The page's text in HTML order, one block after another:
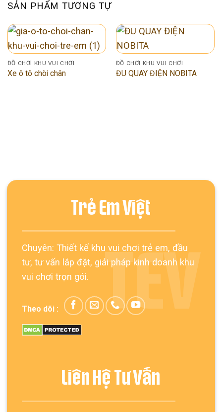
SẢN PHẨM TƯƠNG TỰ
ĐỒ CHƠI KHU VUI CHƠI
Xe ô tô chòi chân
ĐỒ CHƠI KHU VUI CHƠI
ĐU QUAY ĐIỆN NOBITA
Trẻ Em Việt
Chuyên: Thiết kế khu vui chơi trẻ em, đầu
tư, tư vấn lắp đặt, giải pháp kinh doanh khu
vui chơi trọn gói.
Theo dõi : TEV
Liên Hệ Tư Vấn